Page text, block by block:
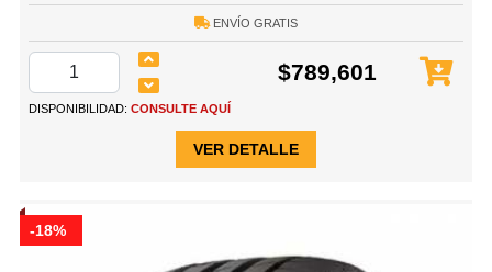
ENVÍO GRATIS
$789,601
DISPONIBILIDAD: CONSULTE AQUÍ
VER DETALLE
-18%